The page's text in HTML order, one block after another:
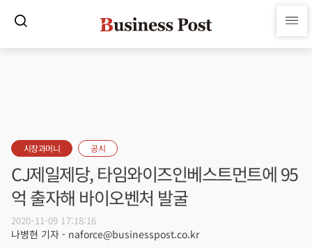
시장과머니 공시
CJ제일제당, 타임와이즈인베스트먼트에 95
억 출자해 바이오벤처 발굴
2020-11-09 17:18:16
나병현 기자 - naforce@businesspost.co.kr